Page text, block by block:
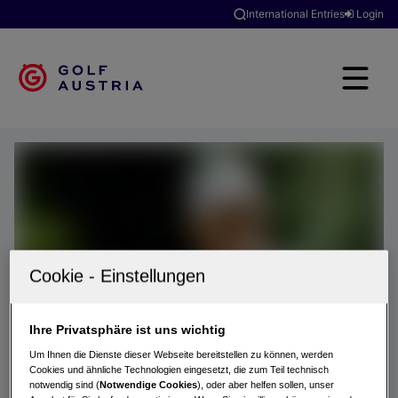
International Entries Login
Ihre Privatsphäre ist uns wichtig
Um Ihnen die Dienste dieser Webseite bereitstellen zu können, werden
Cookies und ähnliche Technologien eingesetzt, die zum Teil technisch
notwendig sind (Notwendige Cookies), oder aber helfen sollen, unser